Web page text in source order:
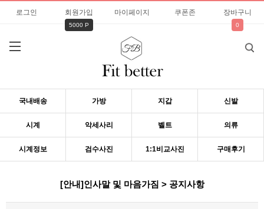
로그인 회원가입
5000 P
마이페이지 쿠폰존 장바구니
0
국내배송 가방 지갑 신발
시계 악세사리 벨트 의류
시계정보 검수사진 1:1비교사진 구매후기
[안내]인사말 및 마음가짐 > 공지사항